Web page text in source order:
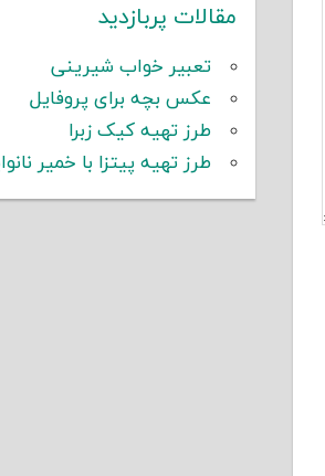
مقالات پربازدید
تعبیر خواب شیرینی
عکس بچه برای پروفایل
طرز تهیه کیک زبرا
طرز تهیه پیتزا با خمیر